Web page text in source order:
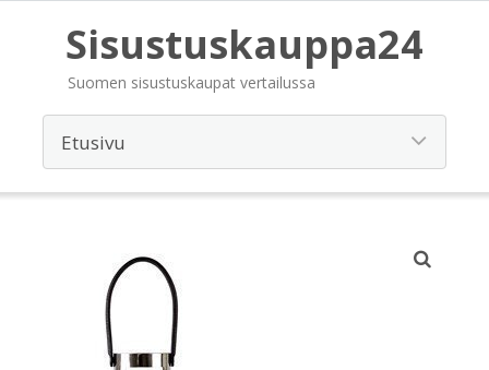
Sisustuskauppa24
Suomen sisustuskaupat vertailussa